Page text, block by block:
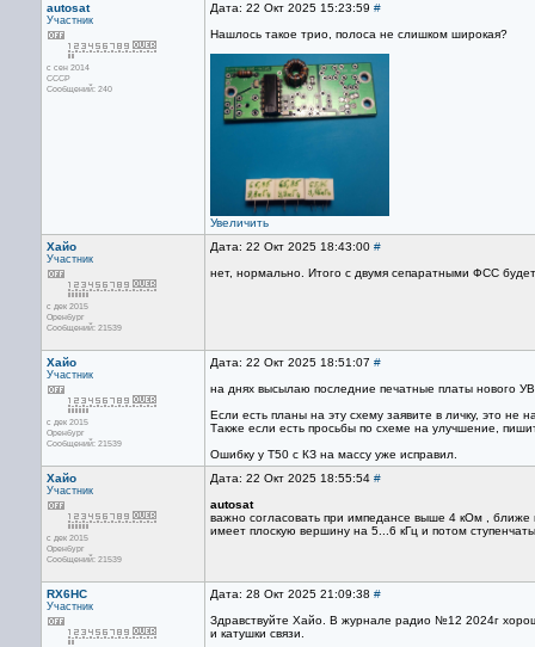
autosat
Участник
с сен 2014
СССР
Сообщений: 240
Дата: 22 Окт 2025 15:23:59 #
Нашлось такое трио, полоса не слишком широкая?
Увеличить
Хайо
Участник
с дек 2015
Оренбург
Сообщений: 21539
Дата: 22 Окт 2025 18:43:00 #
нет, нормально. Итого с двумя сепаратными ФСС
Хайо
Участник
с дек 2015
Оренбург
Сообщений: 21539
Дата: 22 Окт 2025 18:51:07 #
на днях высылаю последние печатные платы нового
Если есть планы на эту схему заявите в личку, это
Также если есть просьбы по схеме на улучшение,
Ошибку у Т50 с КЗ на массу уже исправил.
Хайо
Участник
с дек 2015
Оренбург
Сообщений: 21539
Дата: 22 Окт 2025 18:55:54 #
autosat
важно согласовать при импедансе выше 4 кОм , ближе
имеет плоскую вершину на 5...6 кГц и потом
RX6HC
Участник
Дата: 28 Окт 2025 21:09:38 #
Здравствуйте Хайо. В журнале радио №12 2024г
и катушки связи.